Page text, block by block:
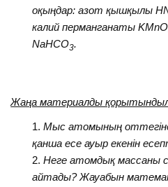
оқыңдар: азот қышқылы
калий перманганаты KMnO
NaHCO3.
Жаңа материалды
Мыс атомының
қанша есе ауыр екенін
Неге атомдық массаны
айтады? Жауабын